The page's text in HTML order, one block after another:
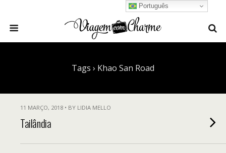
Tags › Khao San Road
11 MARÇO, 2018 • BY LIDIA MELLO
Tailândia
Português